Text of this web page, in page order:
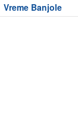
Vreme Banjole